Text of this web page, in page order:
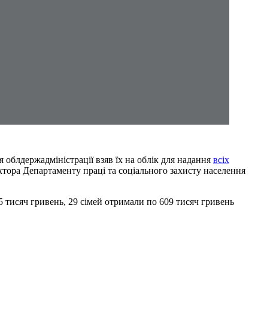
взяв їх на облік для надання всіх
Департаменту праці та соціального захисту населення
тисяч гривень, 29 сімей отримали по 609 тисяч гривень